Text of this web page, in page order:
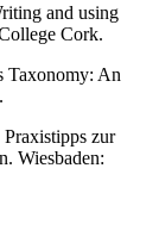
and using
Cork.
Taxonomy: An
zur
Wiesbaden: